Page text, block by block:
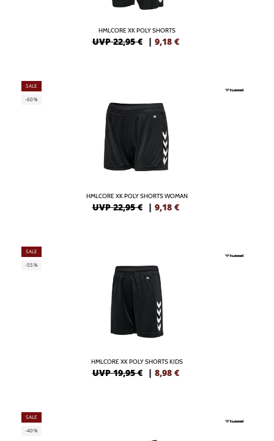
HMLCORE XK POLY SHORTS
UVP 22,95 € | 9,18 €
SALE
-60%
HMLCORE XK POLY SHORTS WOMAN
UVP 22,95 € | 9,18 €
SALE
-55%
HMLCORE XK POLY SHORTS KIDS
UVP 19,95 € | 8,98 €
SALE
-40%